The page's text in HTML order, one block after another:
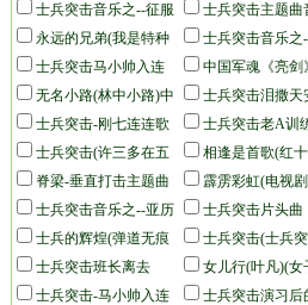
士兵突击音乐之--征服
天堂
士兵突击主题曲
永远的兄弟(我是特种
兵片尾曲)
士兵突击音乐之
曲
士兵突击马小帅入连
中国军魂《亮剑
歌
无名小路(林中小路)中
国霸王花插曲
士兵突击泪撒天
七连解散
士兵突击-刚七连连歌
士兵突击老A训
士兵突击(许三多在五
班的背景音乐)
相逢是首歌(红
队片尾曲)
脊梁-垂直打击主题曲
霹雳彩虹(电视
彩虹主题曲)
士兵突击音乐之--亚历
山大帝
士兵突击片头曲
士兵的辉煌(弹道无痕
插曲)
士兵突击(士兵
题曲精彩片花)
士兵突击班长离去
女儿行(叶凡)(女
队)主题曲
士兵突击-马小帅入连
士兵突击演习后